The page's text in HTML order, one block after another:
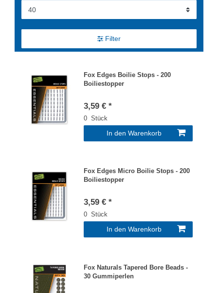
Filter
Fox Edges Boilie Stops - 200
Boiliestopper
3,59 € *
0 Stück
In den Warenkorb
Fox Edges Micro Boilie Stops - 200
Boiliestopper
3,59 € *
0 Stück
In den Warenkorb
Fox Naturals Tapered Bore Beads -
30 Gummiperlen